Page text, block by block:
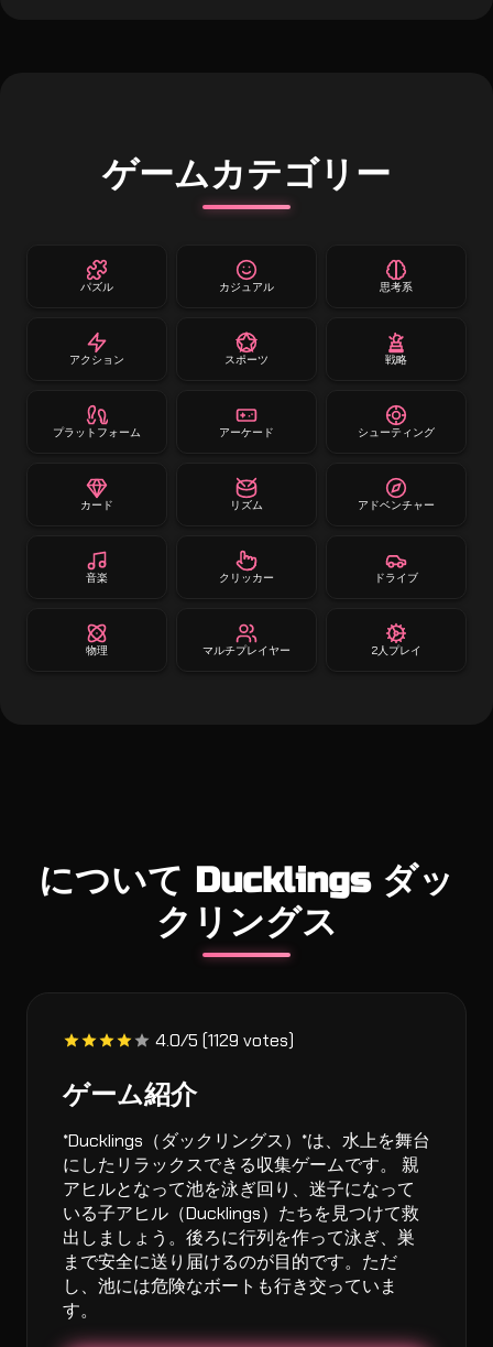
ゲームカテゴリー
パズル カジュアル 思考系
アクション スポーツ 戦略
プラットフォーム アーケード シューティング
カード リズム アドベンチャー
音楽 クリッカー ドライブ
物理 マルチプレイヤー 2人プレイ
について Ducklings ダッ
クリングス
4.0/5 (1129 votes)
ゲーム紹介
*Ducklings（ダックリングス）*は、水上を舞台
にしたリラックスできる収集ゲームです。 親
アヒルとなって池を泳ぎ回り、迷子になって
いる子アヒル（Ducklings）たちを見つけて救
出しましょう。後ろに行列を作って泳ぎ、巣
まで安全に送り届けるのが目的です。ただ
し、池には危険なボートも行き交っていま
す。